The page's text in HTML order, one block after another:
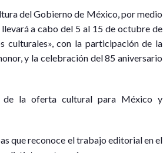
del Gobierno de México, por medio
a cabo del 5 al 15 de octubre de
culturales», con la participación de la
y la celebración del 85 aniversario
de la oferta cultural para México y
que reconoce el trabajo editorial en el